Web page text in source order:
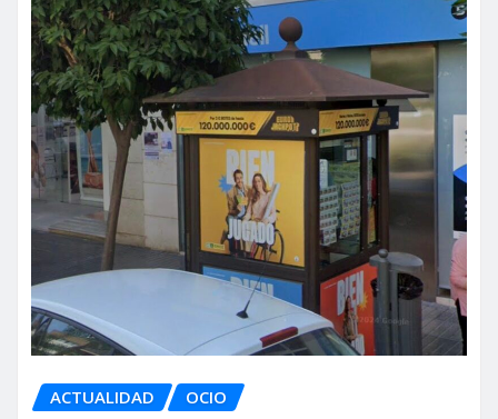
ACTUALIDAD OCIO